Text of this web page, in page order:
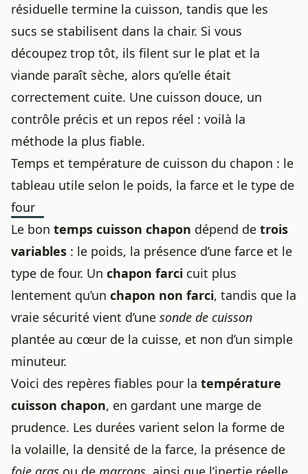
résiduelle termine la cuisson, tandis que les
sucs se stabilisent dans la chair. Si vous
découpez trop tôt, ils filent sur le plat et la
viande paraît sèche, alors qu’elle était
correctement cuite. Une cuisson douce, un
contrôle précis et un repos réel : voilà la
méthode la plus fiable.
Temps et température de cuisson du chapon : le
tableau utile selon le poids, la farce et le type de
four
Le bon temps cuisson chapon dépend de trois
variables : le poids, la présence d’une farce et le
type de four. Un chapon farci cuit plus
lentement qu’un chapon non farci, tandis que la
vraie sécurité vient d’une sonde de cuisson
plantée au cœur de la cuisse, et non d’un simple
minuteur.
Voici des repères fiables pour la température
cuisson chapon, en gardant une marge de
prudence. Les durées varient selon la forme de
la volaille, la densité de la farce, la présence de